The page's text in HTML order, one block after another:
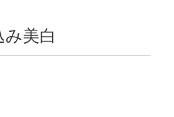
美白